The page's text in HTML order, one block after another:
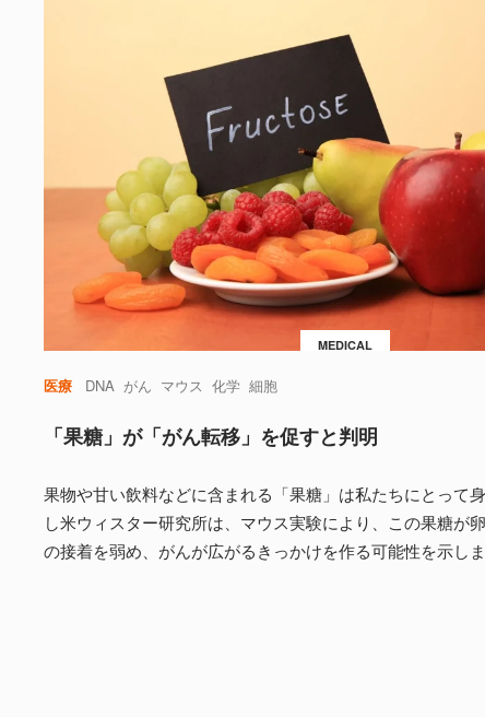
MEDICAL
医療 DNA がん マウス 化学 細胞
「果糖」が「がん転移」を促すと判明
果物や甘い飲料などに含まれる「果糖」は私たちにとって
し米ウィスター研究所は、マウス実験により、この果糖が
の接着を弱め、がんが広がるきっかけを作る可能性を示しま